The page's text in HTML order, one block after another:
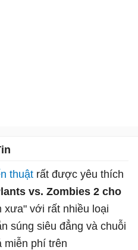
thuật rất được yêu thích
vs. Zombies 2 cho
với rất nhiều loại
súng siêu đẳng và chuỗi
miễn phí trên